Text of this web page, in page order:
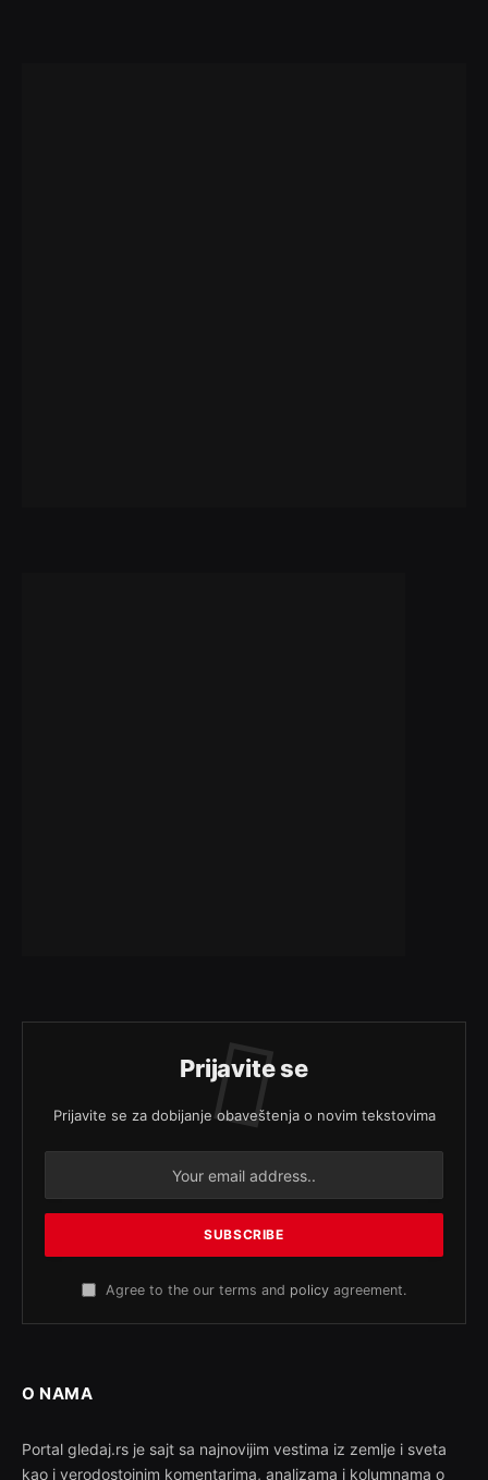
Prijavite se
Prijavite se za dobijanje obaveštenja o novim tekstovima
Agree to the our terms and policy agreement.
O NAMA
Portal gledaj.rs je sajt sa najnovijim vestima iz zemlje i sveta
kao i verodostojnim komentarima, analizama i kolumnama o